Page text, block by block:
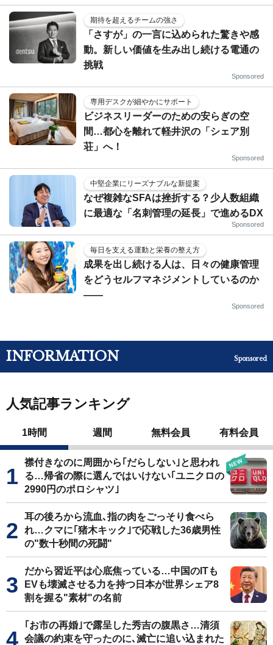
期待を超えるチームの強さ
「さすが」の一言に込められた驚きや感
動。新しい価値を生み出し続ける電通の
挑戦
Sponsored
専用デスクが細やかにサポート
ビジネスリーダーのための安らぎの空
間…都心を離れて軽井沢の「シェア別
荘」へ！
Sponsored
中堅企業にリーズナブルな新提案
なぜ複雑なSFAは挫折する？少人数組織
に最適な「名刺管理の延長」で進めるDX
Sponsored
毎日を支える運動と栄養の整え方
成果を出し続ける人は、日々の健康管理
をどうセルフマネジメントしているのか
——
Sponsored
INFORMATION Sponsored
人気記事ランキング
1時間 週間 無料会員 有料会員
襟付きなのに周囲から｢だらしない｣と思われ
る…帰省の際に選んではいけない｢ユニクロの
2990円のポロシャツ｣
耳の後ろから流血､指の肉をごっそり食べら
れ…クマに｢猪木キック｣で応戦した36歳男性
の"数十秒間の死闘"
だから習近平は心底焦っている…中国のITも
EVも壊滅させる力を持つ日本が世界シェア8
割を握る"素材"の名前
｢お市の再婚｣で露呈した秀吉の腹黒さ…清須
会議の約束を守ったのに､滅亡に追い込まれた